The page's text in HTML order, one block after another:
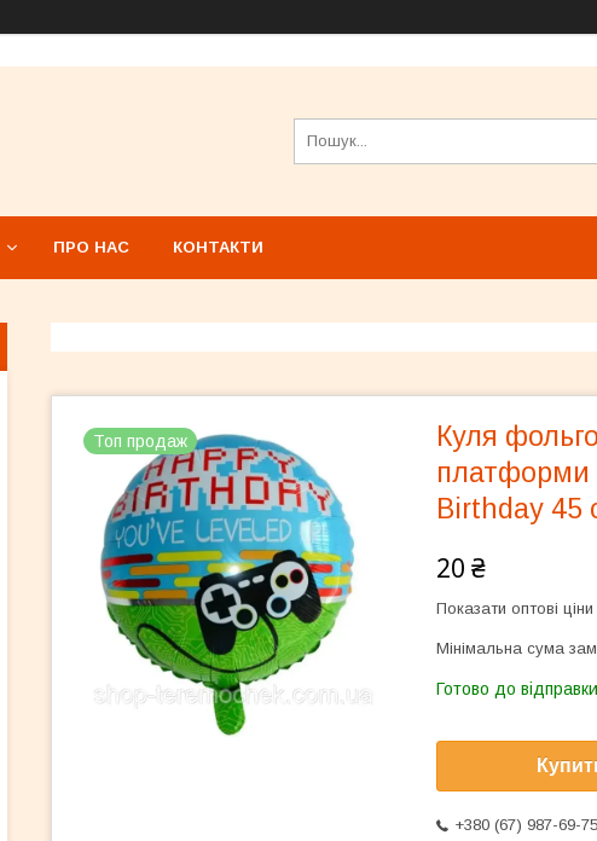
ПРО НАС КОНТАКТИ
Топ продаж
Куля
платформи
Birthday 45
20 ₴
Показати оптові ціни
Мінімальна сума
Готово до відправки
+380 (67) 987-69-75